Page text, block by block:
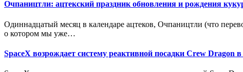
Очпаництли: ацтекский праздник обновления и рождения
Одиннадцатый месяц в календаре ацтеков, Очпаництли (что
о котором мы уже…
SpaceX возрождает систему реактивной посадки Crew Dragon